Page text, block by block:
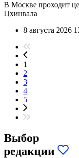
В Москве проходит
Цхинвала
8 августа 2026
1
2
3
4
5
Выбор
редакции